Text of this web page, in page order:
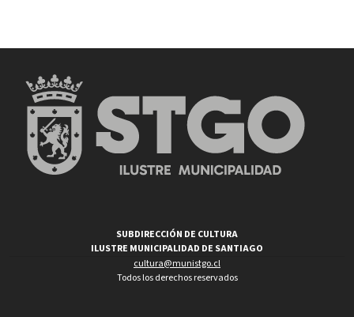
SUBDIRECCIÓN DE CULTURA
ILUSTRE MUNICIPALIDAD DE SANTIAGO
cultura@munistgo.cl
Todos los derechos reservados